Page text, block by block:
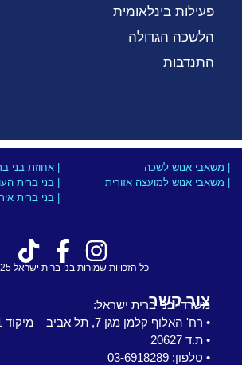
פעילות בינלאומית
הלשכה הגדולה
התנדבות
| משאבי אנוש לשכה
| משאבי אנוש למועצה אזורית
| אחוזת בני
| בני ברית
| בני ברית
כל הזכויות שמורות בני ברית ישראל 2025 ©
צור קשר
משרדי בני ברית ישראל:
• רח' האלוף קלמן מגן 7, תל אביב – מיקוד 6130601
• ת.ד 20627
• טלפון: 03-6918289